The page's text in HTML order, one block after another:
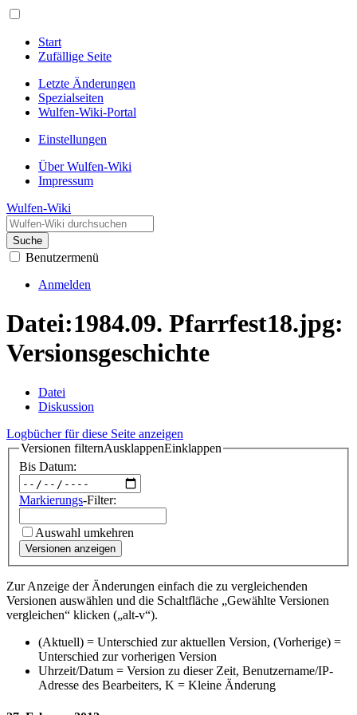
Start
Zufällige Seite
Letzte Änderungen
Spezialseiten
Wulfen-Wiki-Portal
Einstellungen
Über Wulfen-Wiki
Impressum
Wulfen-Wiki
Suche
Benutzermenü
Anmelden
Datei:1984.09. Pfarrfest18.jpg:
Versionsgeschichte
Datei
Diskussion
Logbücher für diese Seite anzeigen
Versionen filternAusklappenEinklappen
Bis Datum:
Markierungs-Filter:
Auswahl umkehren
Versionen anzeigen
Zur Anzeige der Änderungen einfach die zu vergleichenden
Versionen auswählen und die Schaltfläche „Gewählte Versionen
vergleichen“ klicken („alt-v“).
(Aktuell) = Unterschied zur aktuellen Version, (Vorherige) =
Unterschied zur vorherigen Version
Uhrzeit/Datum = Version zu dieser Zeit, Benutzername/IP-
Adresse des Bearbeiters, K = Kleine Änderung